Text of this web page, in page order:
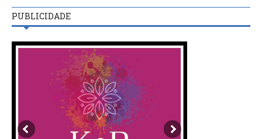
PUBLICIDADE